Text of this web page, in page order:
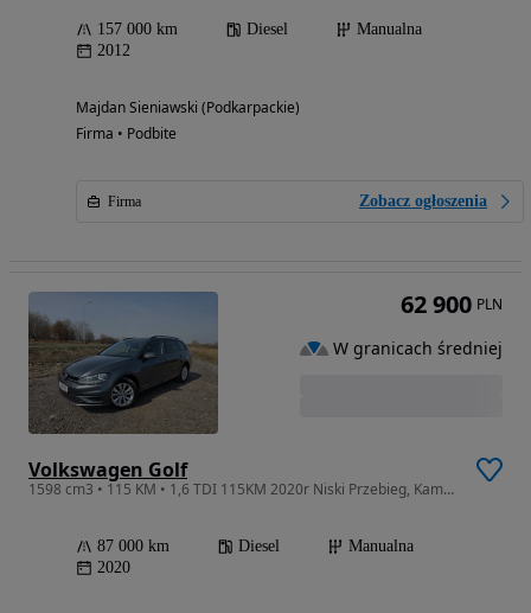
157 000 km Diesel
Manualna
2012
Majdan Sieniawski (Podkarpackie)
Firma • Podbite
Firma Zobacz ogłoszenia
Volkswagen Golf
1598 cm3 • 115 KM • 1,6 TDI 115KM 2020r Niski Przebieg, Kamera Cofania, Tempomat, Navi...
87 000 km Diesel
Manualna
2020
62 900 PLN
W granicach średniej